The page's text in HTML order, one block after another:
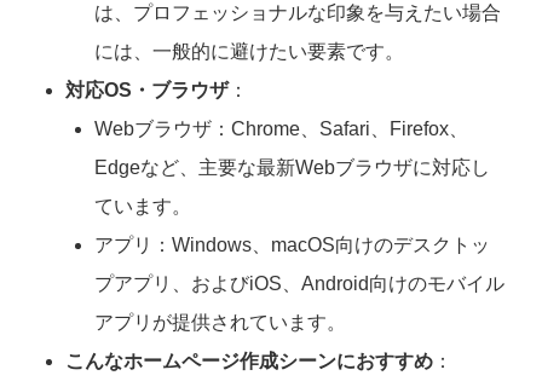
は、プロフェッショナルな印象を与えたい場合
には、一般的に避けたい要素です。
対応OS・ブラウザ：
Webブラウザ：Chrome、Safari、Firefox、
Edgeなど、主要な最新Webブラウザに対応し
ています。
アプリ：Windows、macOS向けのデスクトッ
プアプリ、およびiOS、Android向けのモバイル
アプリが提供されています。
こんなホームページ作成シーンにおすすめ ：